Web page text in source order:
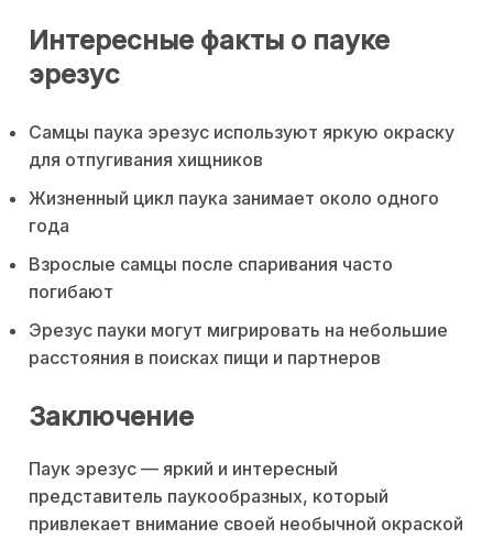
Интересные факты о пауке
эрезус
Самцы паука эрезус используют яркую окраску
для отпугивания хищников
Жизненный цикл паука занимает около одного
года
Взрослые самцы после спаривания часто
погибают
Эрезус пауки могут мигрировать на небольшие
расстояния в поисках пищи и партнеров
Заключение
Паук эрезус — яркий и интересный
представитель паукообразных, который
привлекает внимание своей необычной окраской